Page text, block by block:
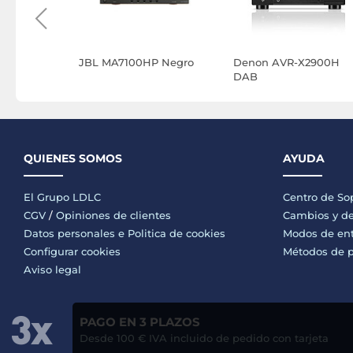
JBL MA7100HP Negro
Denon AVR-X2900H
DAB
QUIENES SOMOS
El Grupo LDLC
CGV / Opiniones de clientes
Datos personales e Politica de cookies
Configurar cookies
Aviso legal
AYUDA
Centro de
Cambios y
Modos de
Métodos de
PAGO EN 3 PLAZOS
Desde 100 € IVA incluido de pedido con tarjeta